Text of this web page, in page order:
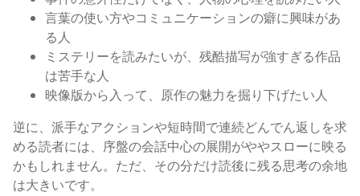
言葉の使い方やコミュニケーションの癖に興味があ
る人
ミステリーを読みたいが、残酷描写が強すぎる作品
は苦手な人
映像版から入って、原作の魅力を掘り下げたい人
逆に、派手なアクションや短時間で連続どんでん返しを求
める読者には、序盤の会話中心の展開がややスローに映る
かもしれません。ただ、その分だけ読後に残る思考の余地
は大きいです。